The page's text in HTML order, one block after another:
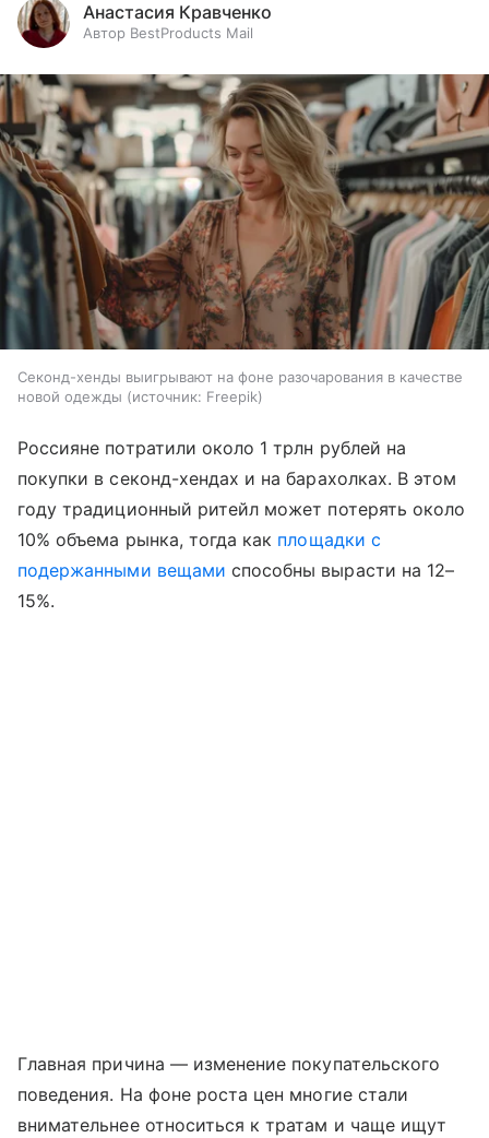
Анастасия Кравченко
Автор BestProducts Mail
Секонд-хенды выигрывают на фоне разочарования в качестве
новой одежды
источник: Freepik
Россияне потратили около 1 трлн рублей на
покупки в секонд-хендах и на барахолках. В этом
году традиционный ритейл может потерять около
10% объема рынка, тогда как площадки с
подержанными вещами способны вырасти на 12–
15%.
Главная причина — изменение покупательского
поведения. На фоне роста цен многие стали
внимательнее относиться к тратам и чаще ищут